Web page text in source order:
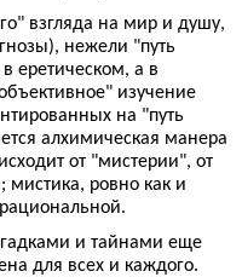
взгляда на мир и душу,
нежели "путь
еретическом, а в
изучение
на "путь
алхимическая манера
от "мистерии", от
мистика, ровно как и
и тайнами еще
для всех и каждого.